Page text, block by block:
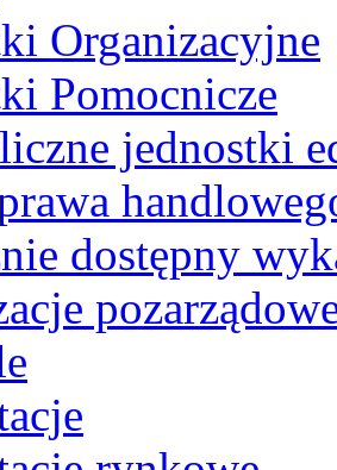
Organizacyjne
Pomocnicze
jednostki
dostępny